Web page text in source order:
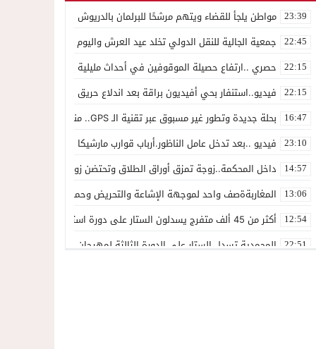
23:39 مواطن يلجأ للقضاء ويتهم مرشحًا للبرلمان بالدريوش بالاستيلاء على 22 مليون سنتيم
22:45 جمعية الجالية للنقل الدولي تخلد عيد العرش واليوم الوطني للمهاجر
22:15 حصري ..ارتفاع حصيلة الموقوفين في أحداث مليلية إلى 82 شخصًا وتحقيقات تقود إلى متابعات جنائية ثقيلة
22:15 فيديو..استنفار بحي أفيديون براقة بعد اندلاع حريق داخل ضيعة فلاحية
16:47 بحلة جديدة وتطور غير مسبوق عبر تقنية الـ GPS.. منصة “مرحباناظور” تعزز مكانتها كوجهة أولى لسكان إقليمي الناظور والدريوش
23:10 فيديو ..بعد تدخل عامل الناظور.أرباب قوارب مارشيكا يعلقون احتجاجهم
14:57 داخل المحكمة..زوجة تمزق أوراق الطلاق وتحتضن زوجها في لحظة
13:06 المغاربةةصف واحد لموجهة الإشاعة والتحريض وحملات التضليل
12:54 أكثر من 45 ألف متفرج يسدلون الستار على دورة استثنائية للمهرجان المتوسطي بالناظور
22:51 المحمدية تسدل الستار على الدورة الثالثة لمهرجان العيطة المرساوية